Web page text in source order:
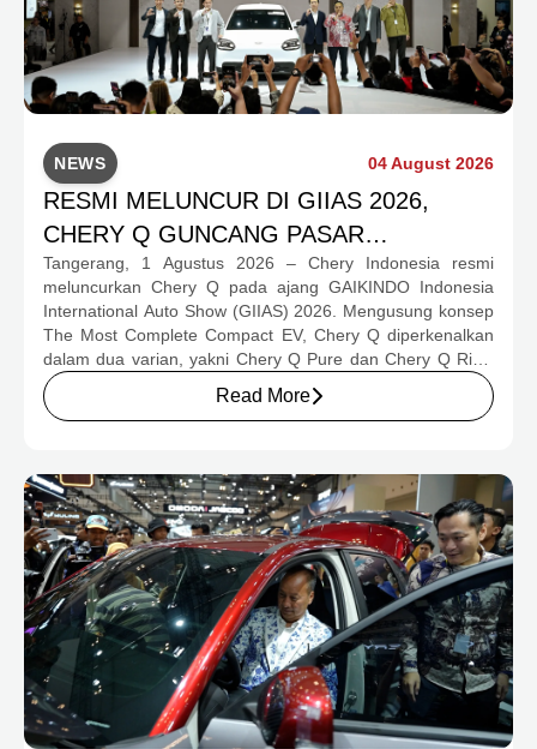
NEWS 04 August 2026
RESMI MELUNCUR DI GIIAS 2026,
CHERY Q GUNCANG PASAR
OTOMOTIF MELALUI HARGA SPESIAL
MULAI RP239,9 JUTA
Tangerang, 1 Agustus 2026 – Chery Indonesia resmi
meluncurkan Chery Q pada ajang GAIKINDO Indonesia
International Auto Show (GIIAS) 2026. Mengusung konsep
The Most Complete Compact EV, Chery Q diperkenalkan
dalam dua varian, yakni Chery Q Pure dan Chery Q Rizz,
untuk mengakomodasi kebutuhan mobilitas serta
preferensi konsumen yang berbeda.
Read More